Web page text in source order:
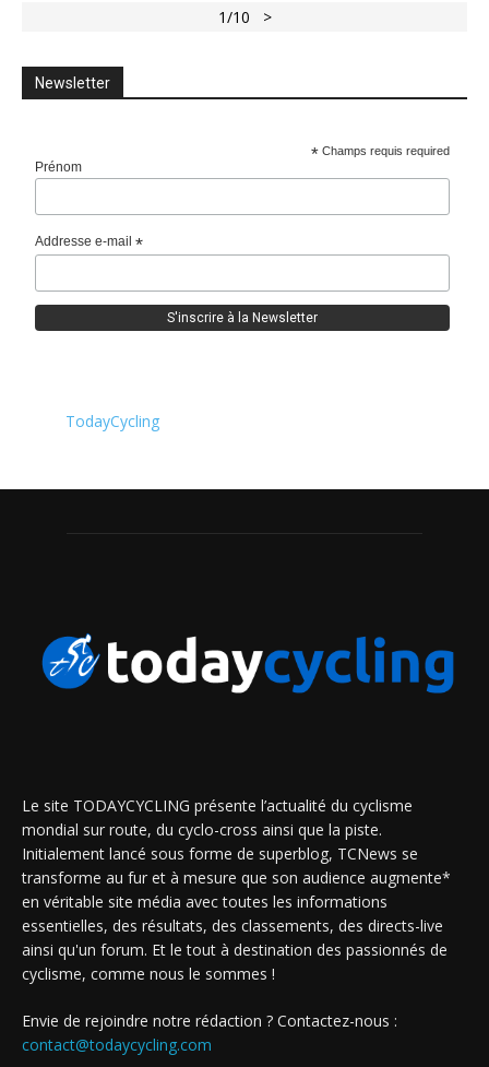
1/10 >
Newsletter
* Champs requis required
Prénom
Addresse e-mail*
TodayCycling
Le site TODAYCYCLING présente l’actualité du cyclisme
mondial sur route, du cyclo-cross ainsi que la piste.
Initialement lancé sous forme de superblog, TCNews se
transforme au fur et à mesure que son audience augmente*
en véritable site média avec toutes les informations
essentielles, des résultats, des classements, des directs-live
ainsi qu'un forum. Et le tout à destination des passionnés de
cyclisme, comme nous le sommes !
Envie de rejoindre notre rédaction ? Contactez-nous :
contact@todaycycling.com